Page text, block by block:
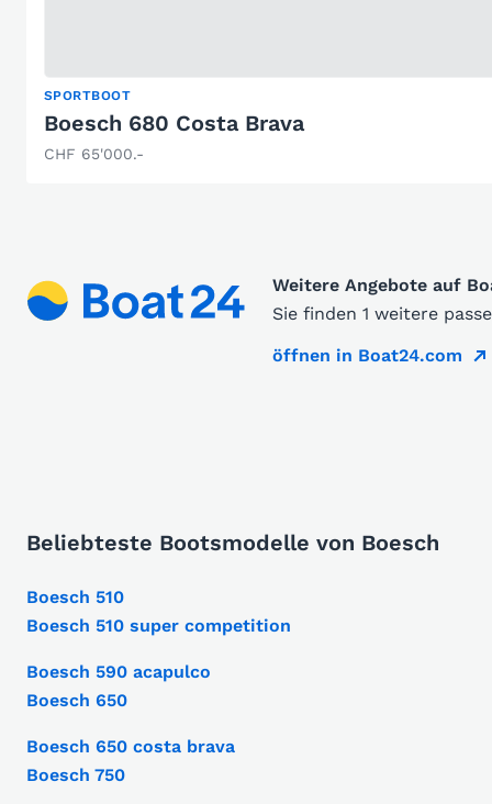
SPORTBOOT
Boesch 680 Costa Brava
CHF 65'000.-
Weitere Angebote auf
Sie finden 1 weitere
öffnen in Boat24.com
Beliebteste Bootsmodelle von Boesch
Boesch 510
Boesch 510 super competition
Boesch 590 acapulco
Boesch 650
Boesch 650 costa brava
Boesch 750